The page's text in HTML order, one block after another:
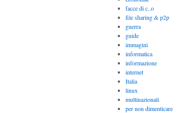
facce di c..o
file sharing & p2p
guerra
guide
immagini
informatica
informazione
internet
Italia
linux
multinazionali
per non dimenticare